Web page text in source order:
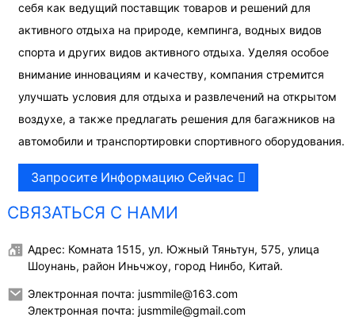
себя как ведущий поставщик товаров и решений для
активного отдыха на природе, кемпинга, водных видов
спорта и других видов активного отдыха. Уделяя особое
внимание инновациям и качеству, компания стремится
улучшать условия для отдыха и развлечений на открытом
воздухе, а также предлагать решения для багажников на
автомобили и транспортировки спортивного оборудования.
Запросите Информацию Сейчас
СВЯЗАТЬСЯ С НАМИ
Адрес: Комната 1515, ул. Южный Тяньтун, 575, улица
Шоунань, район Иньчжоу, город Нинбо, Китай.
Электронная почта: jusmmile@163.com
Электронная почта: jusmmile@gmail.com